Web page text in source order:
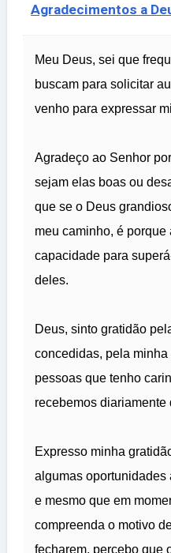
Agradecimentos a
Meu Deus, sei que
buscam para solicitar
venho para expressar
Agradeço ao Senhor
sejam elas boas ou
que se o Deus
meu caminho, é
capacidade para
deles.
Deus, sinto gratidão
concedidas, pela
pessoas que tenho
recebemos diariamente
Expresso minha
algumas oportunidades
e mesmo que em
compreenda o motivo
fecharem, percebo que